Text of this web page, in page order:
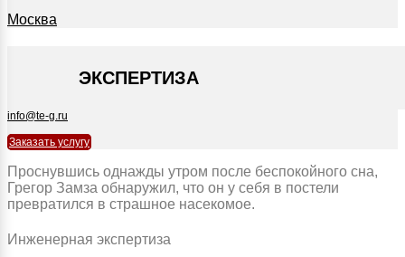
Москва
ЭКСПЕРТИЗА
info@te-g.ru
Заказать услугу
Проснувшись однажды утром после беспокойного сна,
Грегор Замза обнаружил, что он у себя в постели
превратился в страшное насекомое.
Инженерная экспертиза